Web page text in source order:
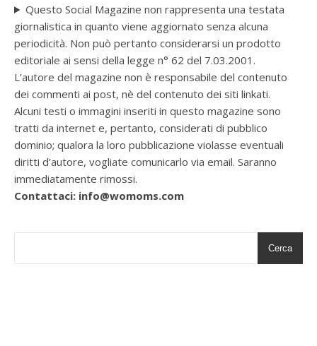
Questo Social Magazine non rappresenta una testata
giornalistica in quanto viene aggiornato senza alcuna
periodicità. Non può pertanto considerarsi un prodotto
editoriale ai sensi della legge n° 62 del 7.03.2001.
L’autore del magazine non è responsabile del contenuto
dei commenti ai post, nè del contenuto dei siti linkati.
Alcuni testi o immagini inseriti in questo magazine sono
tratti da internet e, pertanto, considerati di pubblico
dominio; qualora la loro pubblicazione violasse eventuali
diritti d’autore, vogliate comunicarlo via email. Saranno
immediatamente rimossi.
Contattaci: info@womoms.com
Cerca